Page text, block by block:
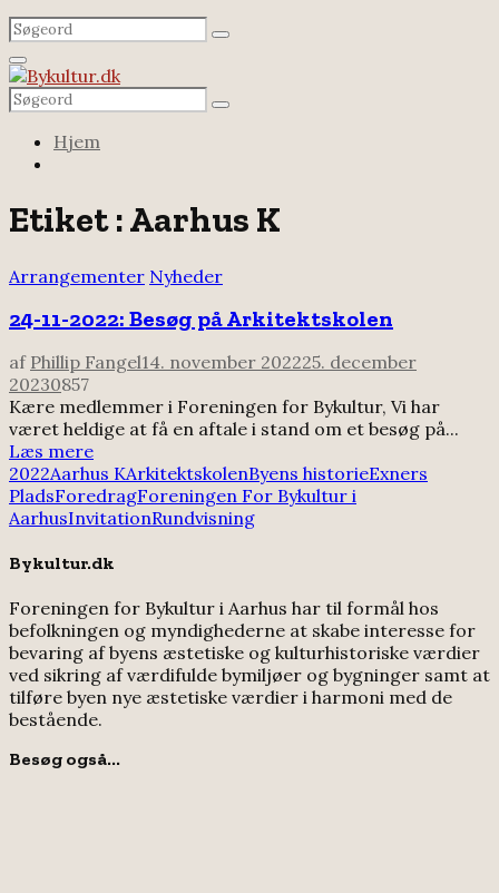
Search
for:
Search
Facebook
Email
Rss
Primary
Menu
Search
for:
Search
Hjem
Etiket : Aarhus K
Arrangementer Nyheder
24-11-2022: Besøg på Arkitektskolen
af Phillip Fangel14. november 202225. december
20230857
Kære medlemmer i Foreningen for Bykultur, Vi har
været heldige at få en aftale i stand om et besøg på...
Læs mere
2022Aarhus KArkitektskolenByens historieExners
PladsForedragForeningen For Bykultur i
AarhusInvitationRundvisning
Bykultur.dk
Foreningen for Bykultur i Aarhus har til formål hos
befolkningen og myndighederne at skabe interesse for
bevaring af byens æstetiske og kulturhistoriske værdier
ved sikring af værdifulde bymiljøer og bygninger samt at
tilføre byen nye æstetiske værdier i harmoni med de
bestående.
Besøg også...